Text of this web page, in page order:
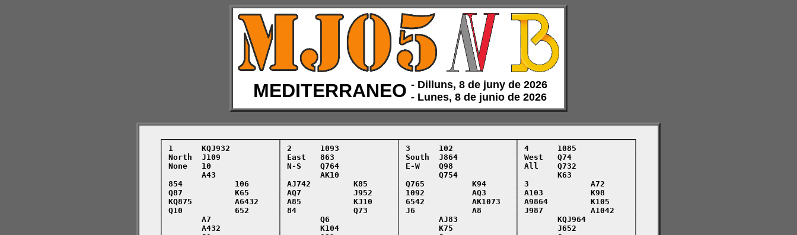
MEDITERRANEO ‑ Dilluns, 8 de juny de 2026
‑ Lunes, 8 de junio de 2026
    ┌────────────────────────┬────────────────────────┬────────────────────────┬────────────────────────┐
    │ 1      KQJ932          │ 2      1093            │ 3      102             │ 4      1085            │
    │ North  J109            │ East   863             │ South  J864            │ West   Q74             │
    │ None   10              │ N-S    Q764            │ E-W    Q98             │ All    Q732            │
    │        A43             │        AK10            │        Q754            │        K63             │
    │ 854           106      │ AJ742         K85      │ Q765          K94      │ 3             A72      │
    │ Q87           K65      │ AQ7           J952     │ 1092          AQ3      │ A103          K98      │
    │ KQ875         A6432    │ A85           KJ10     │ 6542          AK1073   │ A9864         K105     │
    │ Q10           652      │ 84            Q73      │ J6            A8       │ J987          A1042    │
    │        A7              │        Q6              │        AJ83            │        KQJ964          │
    │        A432            │        K104            │        K75             │        J652            │